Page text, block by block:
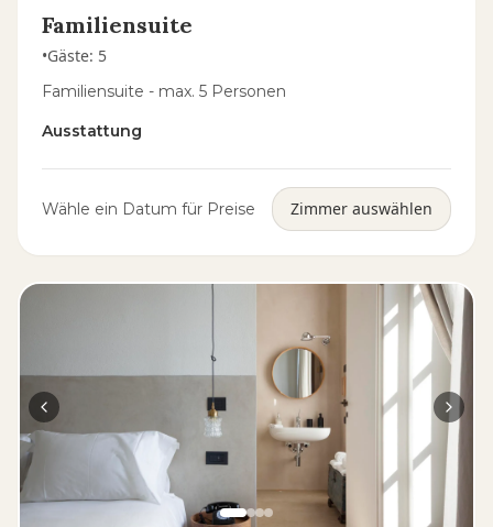
Familiensuite
•Gäste: 5
Familiensuite - max. 5 Personen
Ausstattung
Wähle ein Datum für Preise Zimmer auswählen